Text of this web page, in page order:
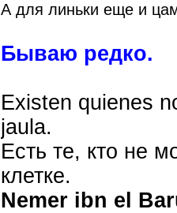
А для линьки еще и
Бываю редко.
Existen quienes
jaula.
Есть те, кто не
клетке.
Nemer ibn el